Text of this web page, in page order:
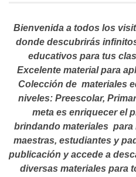
Bienvenida a todos los
donde descubrirás
educativos para tus
Excelente material para
Colección de materiales
niveles: Preescolar,
meta es enriquecer el
brindando materiales
maestras, estudiantes y
publicación y accede a
diversas materiales para